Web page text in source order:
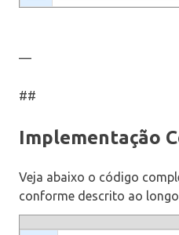
—
##
Implementação
Veja abaixo o código
conforme descrito ao